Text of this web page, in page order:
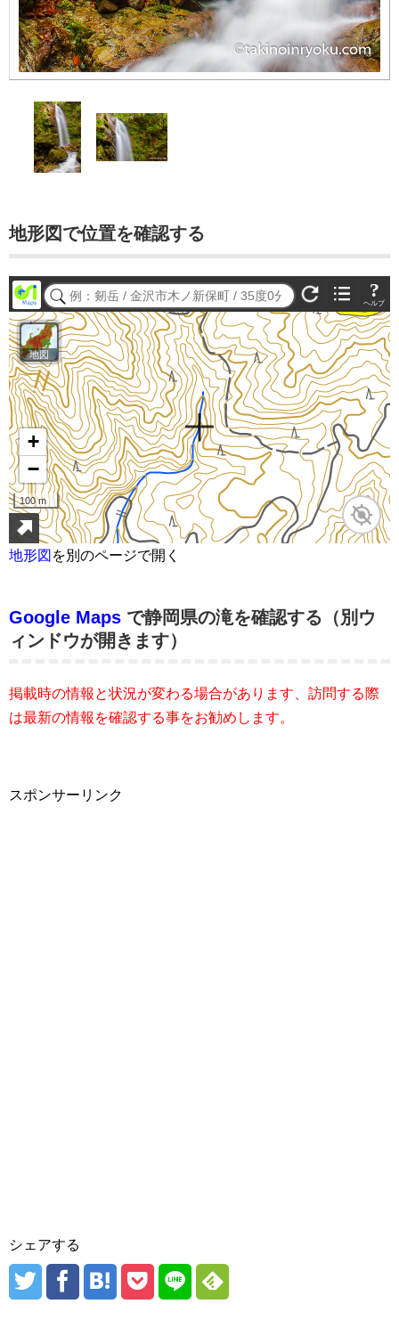
地形図で位置を確認する
地形図 を別のページで開く
Google Maps で静岡県の滝を確認する（別ウ
ィンドウが開きます）
掲載時の情報と状況が変わる場合があります、訪問する際
は最新の情報を確認する事をお勧めします。
スポンサーリンク
シェアする